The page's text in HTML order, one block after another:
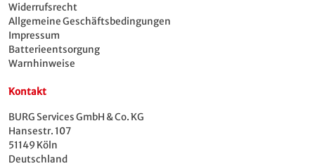
Widerrufsrecht
Allgemeine Geschäftsbedingungen
Impressum
Batterieentsorgung
Warnhinweise
Kontakt
BURG Services GmbH & Co. KG
Hansestr. 107
51149 Köln
Deutschland